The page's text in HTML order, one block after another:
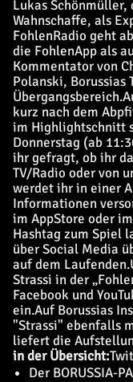
Lukas
Wahnschaffe, als
FohlenRadio geht
die FohlenApp als
Kommentator von
Polanski, Borussias
Übergangsbereich.
kurz nach dem
im Highlightschnitt
Donnerstag (ab
ihr gefragt, ob ihr
TV/Radio oder von
werdet ihr in einer
Informationen
im AppStore oder
Hashtag zum Spiel
über Social Media
auf dem Laufenden.
Strassi in der
Facebook und
ein.Auf Borussias
"Strassi" ebenfalls
liefert die
in der Übersicht:
Der BORUSSIA-